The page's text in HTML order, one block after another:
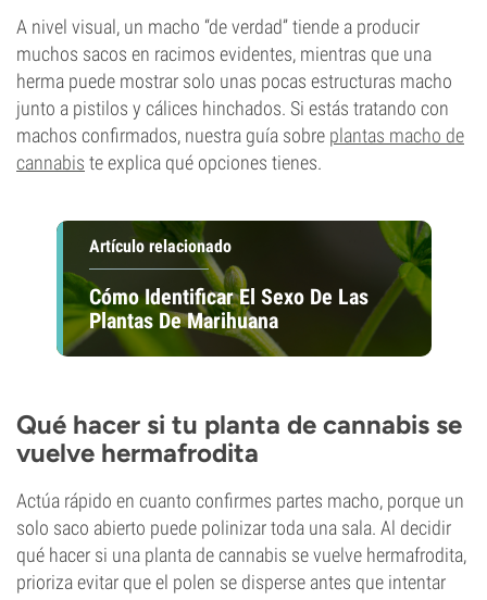
A nivel visual, un macho “de verdad” tiende a producir
muchos sacos en racimos evidentes, mientras que una
herma puede mostrar solo unas pocas estructuras macho
junto a pistilos y cálices hinchados. Si estás tratando con
machos confirmados, nuestra guía sobre plantas macho de
cannabis te explica qué opciones tienes.
Artículo relacionado
Cómo Identificar El Sexo De Las
Plantas De Marihuana
Qué hacer si tu planta de cannabis se
vuelve hermafrodita
Actúa rápido en cuanto confirmes partes macho, porque un
solo saco abierto puede polinizar toda una sala. Al decidir
qué hacer si una planta de cannabis se vuelve hermafrodita,
prioriza evitar que el polen se disperse antes que intentar